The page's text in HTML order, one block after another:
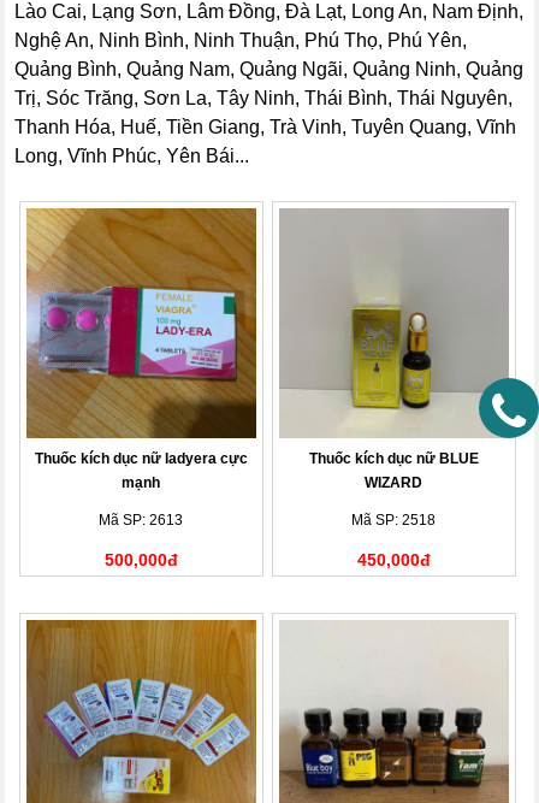
Lào Cai, Lạng Sơn, Lâm Đồng, Đà Lạt, Long An, Nam Định,
Nghệ An, Ninh Bình, Ninh Thuận, Phú Thọ, Phú Yên,
Quảng Bình, Quảng Nam, Quảng Ngãi, Quảng Ninh, Quảng
Trị, Sóc Trăng, Sơn La, Tây Ninh, Thái Bình, Thái Nguyên,
Thanh Hóa, Huế, Tiền Giang, Trà Vinh, Tuyên Quang, Vĩnh
Long, Vĩnh Phúc, Yên Bái...
Thuốc kích dục nữ ladyera cực
mạnh
Mã SP: 2613
500,000đ
Thuốc kích dục nữ BLUE
WIZARD
Mã SP: 2518
450,000đ